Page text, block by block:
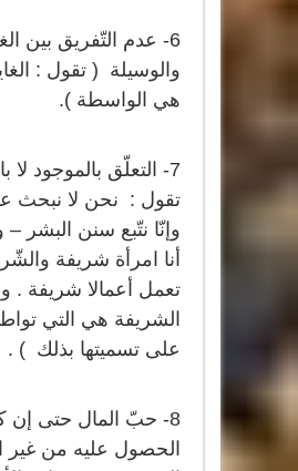
6- عدم التّفريق بين
والوسيلة ( تقول :
هي الواسطة ).
7- التعلّق بالموجود لا
تقول : نحن لا نبحث
وإنّا نتّبع سنن البشر
أنا امرأة شريفة
تعمل أعمالا شريفة .
الشريفة هي التي
على تسميتها بذلك ) .
8- حبّ المال حتى إن
الحصول عليه من غير